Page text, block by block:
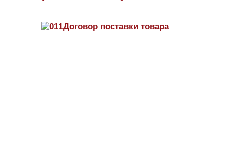
Договор поставки товара